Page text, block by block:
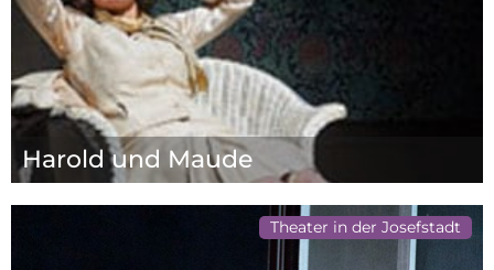
Harold und Maude
Theater in der Josefstadt